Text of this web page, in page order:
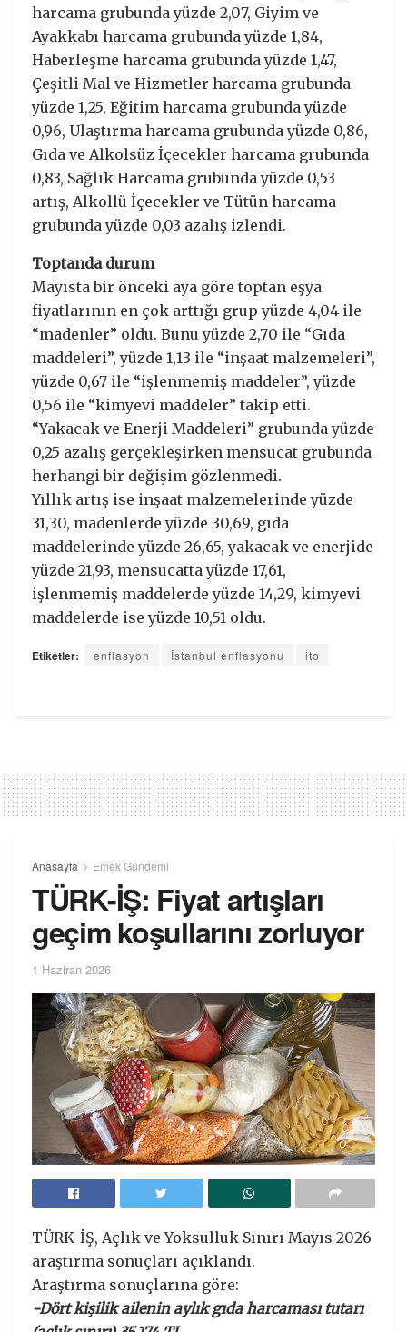
harcama grubunda yüzde 2,07, Giyim ve
Ayakkabı harcama grubunda yüzde 1,84,
Haberleşme harcama grubunda yüzde 1,47,
Çeşitli Mal ve Hizmetler harcama grubunda
yüzde 1,25, Eğitim harcama grubunda yüzde
0,96, Ulaştırma harcama grubunda yüzde 0,86,
Gıda ve Alkolsüz İçecekler harcama grubunda
0,83, Sağlık Harcama grubunda yüzde 0,53
artış, Alkollü İçecekler ve Tütün harcama
grubunda yüzde 0,03 azalış izlendi.
Toptanda durum
Mayısta bir önceki aya göre toptan eşya
fiyatlarının en çok arttığı grup yüzde 4,04 ile
“madenler” oldu. Bunu yüzde 2,70 ile “Gıda
maddeleri”, yüzde 1,13 ile “inşaat malzemeleri”,
yüzde 0,67 ile “işlenmemiş maddeler”, yüzde
0,56 ile “kimyevi maddeler” takip etti.
“Yakacak ve Enerji Maddeleri” grubunda yüzde
0,25 azalış gerçekleşirken mensucat grubunda
herhangi bir değişim gözlenmedi.
Yıllık artış ise inşaat malzemelerinde yüzde
31,30, madenlerde yüzde 30,69, gıda
maddelerinde yüzde 26,65, yakacak ve enerjide
yüzde 21,93, mensucatta yüzde 17,61,
işlenmemiş maddelerde yüzde 14,29, kimyevi
maddelerde ise yüzde 10,51 oldu.
Etiketler: enflasyon İstanbul enflasyonu ito
Anasayfa Emek Gündemi
TÜRK-İŞ: Fiyat artışları
geçim koşullarını zorluyor
1 Haziran 2026
TÜRK-İŞ, Açlık ve Yoksulluk Sınırı Mayıs 2026
araştırma sonuçları açıklandı.
Araştırma sonuçlarına göre:
-Dört kişilik ailenin aylık gıda harcaması tutarı